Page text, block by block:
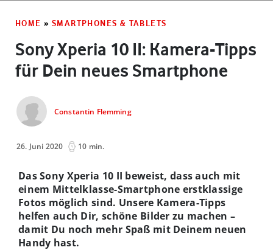
HOME » SMARTPHONES & TABLETS
Sony Xperia 10 II: Kamera-Tipps
für Dein neues Smartphone
Constantin Flemming
26. Juni 2020 10 min.
Das Sony Xperia 10 II beweist, dass auch mit
einem Mittelklasse-Smartphone erstklassige
Fotos möglich sind. Unsere Kamera-Tipps
helfen auch Dir, schöne Bilder zu machen –
damit Du noch mehr Spaß mit Deinem neuen
Handy hast.